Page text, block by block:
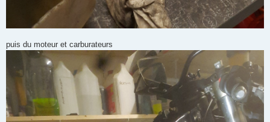
puis du moteur et carburateurs